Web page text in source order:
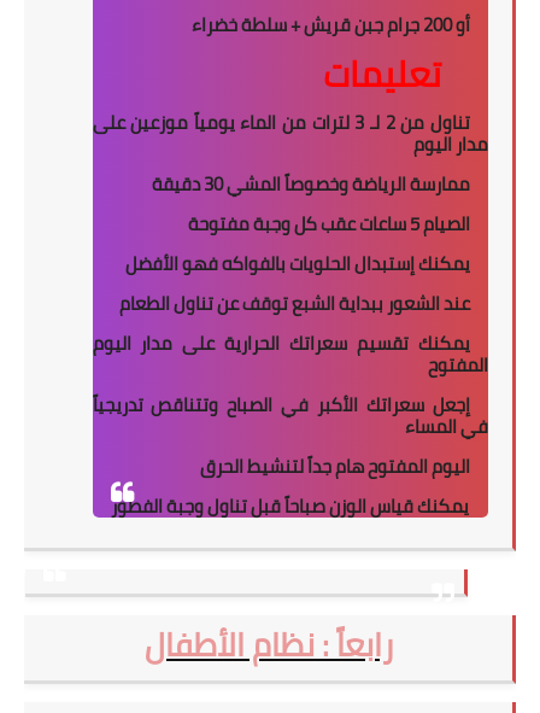
أو200جرام جبن قريش + سلطة خضراء
تعليمات
تناول من 2 لـ 3 لترات من الماء يومياً موزعين على
مدار اليوم
ممارسة الرياضة وخصوصاً المشي 30 دقيقة
الصيام 5 ساعات عقب كل وجبة مفتوحة
يمكنك إستبدال الحلويات بالفواكه فهو الأفضل
عند الشعور ببداية الشبع توقف عن تناول الطعام
يمكنك تقسيم سعراتك الحرارية على مدار اليوم
المفتوح
إجعل سعراتك الأكبر في الصباح وتتناقص تدريجياً
في المساء
اليوم المفتوح هام جداً لتنشيط الحرق
يمكنك قياس الوزن صباحاً قبل تناول وجبة الفطور
رابعاً : نظام الأطفال